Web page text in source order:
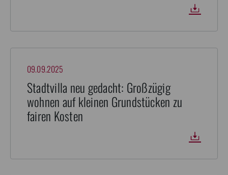
09.09.2025
Stadtvilla neu gedacht: Großzügig
wohnen auf kleinen Grundstücken zu
fairen Kosten